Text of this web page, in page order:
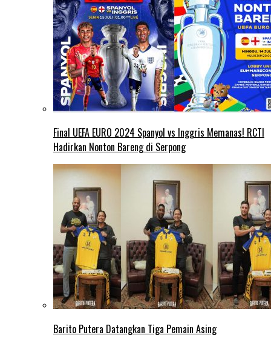
Final UEFA EURO 2024 Spanyol vs Inggris Memanas! RCTI
Hadirkan Nonton Bareng di Serpong
Barito Putera Datangkan Tiga Pemain Asing